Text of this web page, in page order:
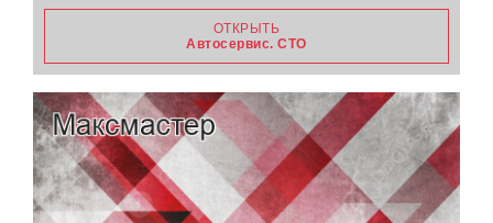
ОТКРЫТЬ
Автосервис. СТО